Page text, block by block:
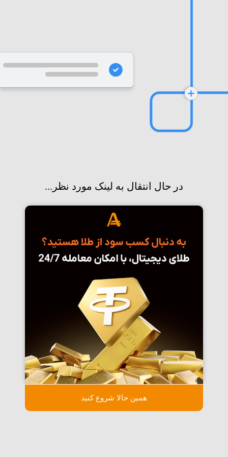
در حال انتقال به لینک مورد نظر...
همین حالا شروع کنید